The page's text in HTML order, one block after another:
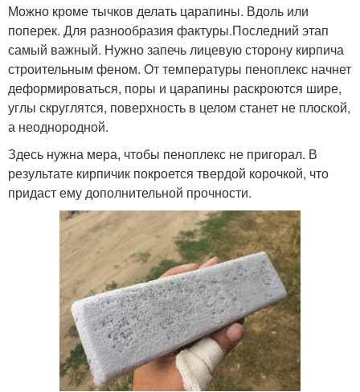
Можно кроме тычков делать царапины. Вдоль или
поперек. Для разнообразия фактуры.Последний этап
самый важный. Нужно запечь лицевую сторону кирпича
строительным феном. От температуры пеноплекс начнет
деформироваться, поры и царапины раскроются шире,
углы скруглятся, поверхность в целом станет не плоской,
а неоднородной.
Здесь нужна мера, чтобы пеноплекс не пригорал. В
результате кирпичик покроется твердой корочкой, что
придаст ему дополнительной прочности.